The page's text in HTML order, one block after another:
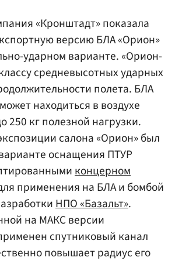
«Кронштадт» показала
версию БЛА «Орион»
ударном варианте. «Орион-
средневысотных ударных
полета. БЛА
находиться в воздухе
250 кг полезной нагрузки.
салона «Орион» был
оснащения ПТУР
концерном
применения на БЛА и бомбой
НПО «Базальт».
на МАКС версии
спутниковый канал
повышает радиус его